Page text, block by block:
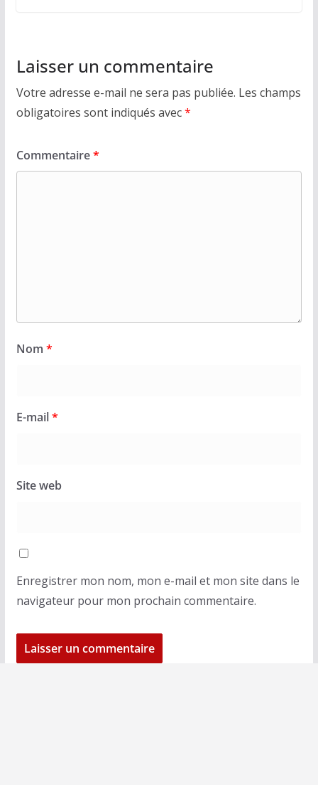
Laisser un commentaire
Votre adresse e-mail ne sera pas publiée. Les champs
obligatoires sont indiqués avec*
Commentaire*
Nom *
E-mail*
Site web
Enregistrer mon nom, mon e-mail et mon site dans le
navigateur pour mon prochain commentaire.